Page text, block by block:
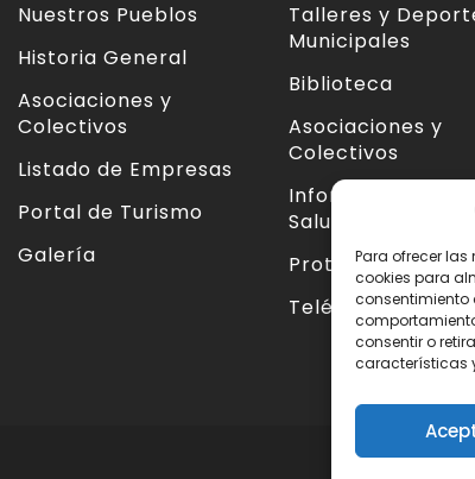
Para ofrecer
cookies para
consentimiento
consentir o
características
Nuestros Pueblos
Historia General
Asociaciones y
Colectivos
Listado de Empresas
Portal de Turismo
Galería
Talleres y
Municipales
Biblioteca
Asociaciones y
Colectivos
Información
Salud
Protección Civil
Teléfonos de